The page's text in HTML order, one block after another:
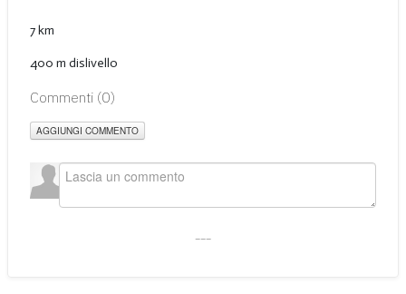
7 km
400 m dislivello
Commenti (0)
AGGIUNGI COMMENTO